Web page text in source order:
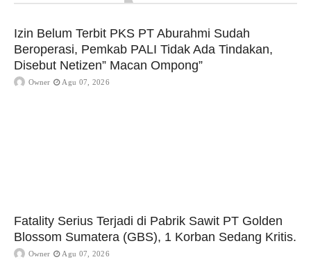
Izin Belum Terbit PKS PT Aburahmi Sudah
Beroperasi, Pemkab PALI Tidak Ada Tindakan,
Disebut Netizen” Macan Ompong”
Owner Agu 07, 2026
Fatality Serius Terjadi di Pabrik Sawit PT Golden
Blossom Sumatera (GBS), 1 Korban Sedang Kritis.
Owner Agu 07, 2026